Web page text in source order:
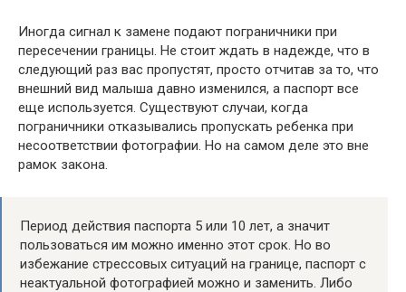
Иногда сигнал к замене подают пограничники при
пересечении границы. Не стоит ждать в надежде, что в
следующий раз вас пропустят, просто отчитав за то, что
внешний вид малыша давно изменился, а паспорт все
еще используется. Существуют случаи, когда
пограничники отказывались пропускать ребенка при
несоответствии фотографии. Но на самом деле это вне
рамок закона.
Период действия паспорта 5 или 10 лет, а значит
пользоваться им можно именно этот срок. Но во
избежание стрессовых ситуаций на границе, паспорт с
неактуальной фотографией можно и заменить. Либо